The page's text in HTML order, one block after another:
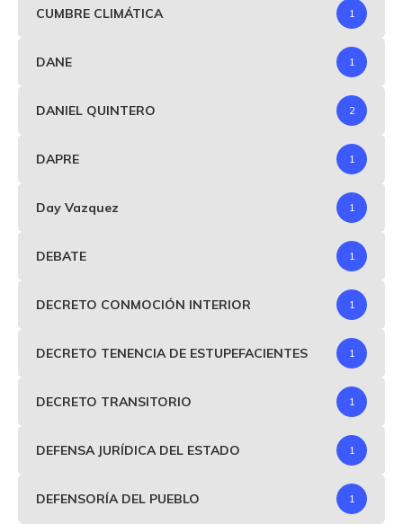
CUMBRE CLIMÁTICA 1
DANE 1
DANIEL QUINTERO 2
DAPRE 1
Day Vazquez 1
DEBATE 1
DECRETO CONMOCIÓN INTERIOR 1
DECRETO TENENCIA DE ESTUPEFACIENTES 1
DECRETO TRANSITORIO 1
DEFENSA JURÍDICA DEL ESTADO 1
DEFENSORÍA DEL PUEBLO 1